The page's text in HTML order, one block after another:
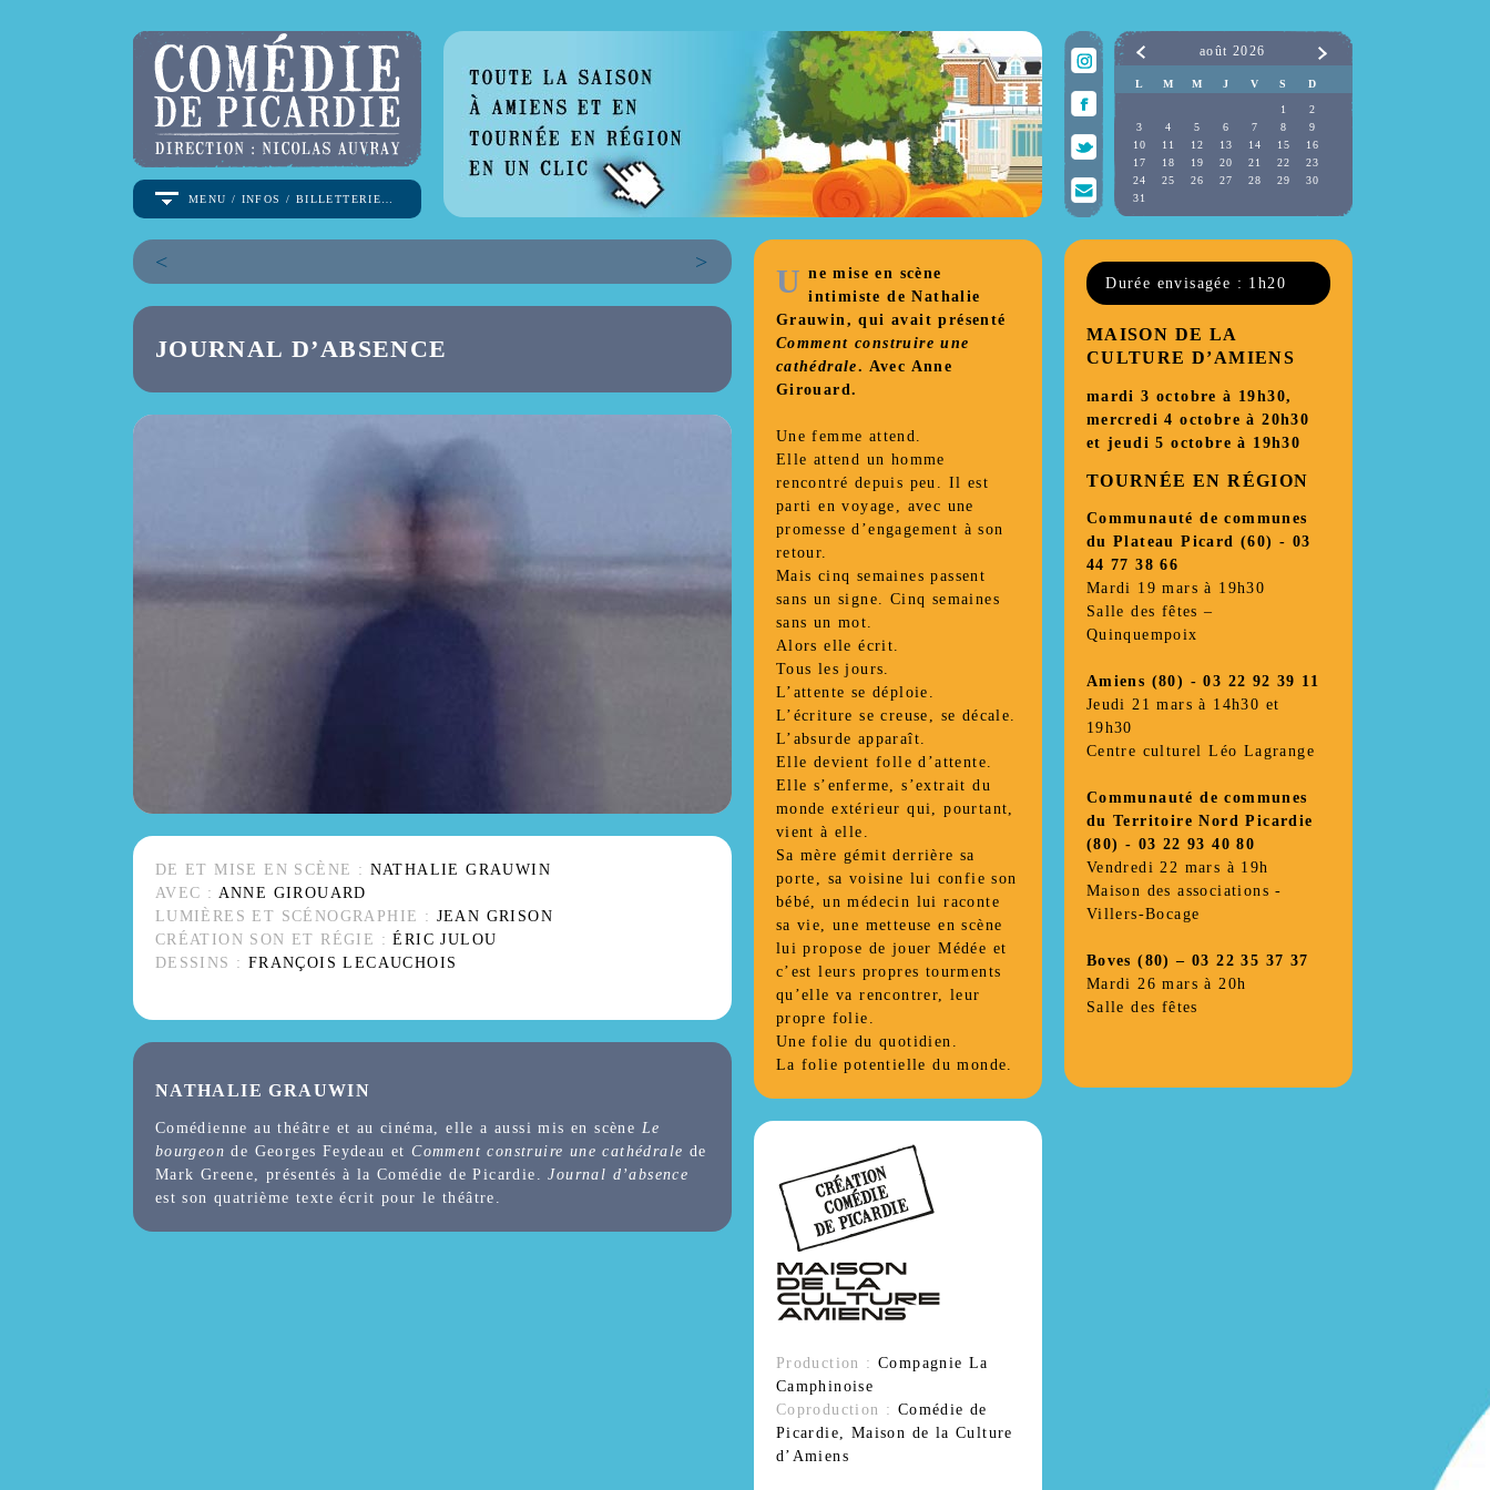
MENU / INFOS / BILLETTERIE…
Prev Next
août 2026
L M M J V S D
1
2
3
4 5 6 7 8
9
10
11 12 13 14 15
16
17
18 19 20 21 22
23
24
25 26 27 28 29
30
31
< >
JOURNAL D’ABSENCE
DE ET MISE EN SCÈNE : NATHALIE GRAUWIN
AVEC : ANNE GIROUARD
LUMIÈRES ET SCÉNOGRAPHIE : JEAN GRISON
CRÉATION SON ET RÉGIE : ÉRIC JULOU
DESSINS : FRANÇOIS LECAUCHOIS
NATHALIE GRAUWIN
Comédienne au théâtre et au cinéma, elle a aussi mis en scène Le
bourgeon de Georges Feydeau etComment construire une cathédrale de
Mark Greene, présentés à la Comédie de Picardie.Journal d’absence
est son quatrième texte écrit pour le théâtre.
Durée envisagée : 1h20
MAISON DE LA
CULTURE D’AMIENS
mardi 3 octobre à 19h30,
mercredi 4 octobre à 20h30
et jeudi 5 octobre à 19h30
TOURNÉE EN RÉGION
Communauté de communes
du Plateau Picard (60) - 03
44 77 38 66
Mardi 19 mars à 19h30
Salle des fêtes –
Quinquempoix
Amiens (80) - 03 22 92 39 11
Jeudi 21 mars à 14h30 et
19h30
Centre culturel Léo Lagrange
Communauté de communes
du Territoire Nord Picardie
(80) - 03 22 93 40 80
Vendredi 22 mars à 19h
Maison des associations -
Villers-Bocage
Boves (80) – 03 22 35 37 37
Mardi 26 mars à 20h
Salle des fêtes
U ne mise en scène
intimiste de Nathalie
Grauwin, qui avait présenté
Comment construire une
cathédrale. Avec Anne
Girouard.
Une femme attend.
Elle attend un homme
rencontré depuis peu. Il est
parti en voyage, avec une
promesse d’engagement à son
retour.
Mais cinq semaines passent
sans un signe. Cinq semaines
sans un mot.
Alors elle écrit.
Tous les jours.
L’attente se déploie.
L’écriture se creuse, se décale.
L’absurde apparaît.
Elle devient folle d’attente.
Elle s’enferme, s’extrait du
monde extérieur qui, pourtant,
vient à elle.
Sa mère gémit derrière sa
porte, sa voisine lui confie son
bébé, un médecin lui raconte
sa vie, une metteuse en scène
lui propose de jouer Médée et
c’est leurs propres tourments
qu’elle va rencontrer, leur
propre folie.
Une folie du quotidien.
La folie potentielle du monde.
Production : Compagnie La
Camphinoise
Coproduction : Comédie de
Picardie, Maison de la Culture
d’Amiens